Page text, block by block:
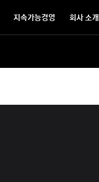
지속가능경영 회사 소개